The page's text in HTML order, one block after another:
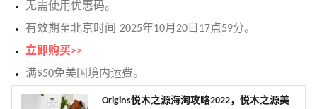
无需使用优惠码。
有效期至北京时间 2025年10月20日17点59分。
立即购买>>
满$50免美国境内运费。
Origins悦木之源海淘攻略2022，悦木之源美